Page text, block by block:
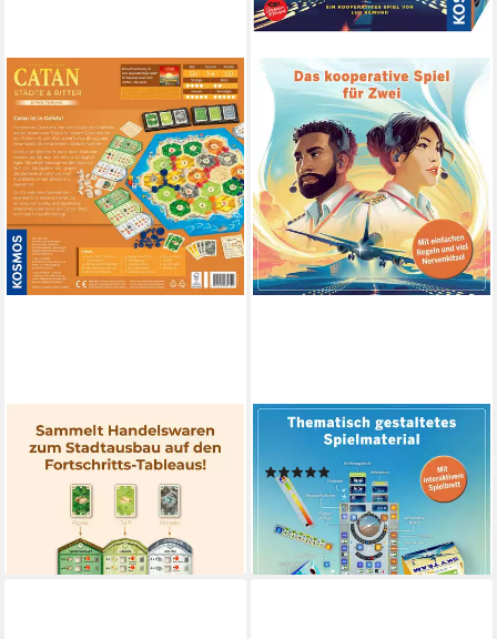
KOSMOS
Spiel CATAN Städte & Ritter,
Germany
ab 42,50 €
lieferbar - in 1-2 Werktagen bei dir
KOSMOS
Spiel Sky Team, Strategiespiel
(4)
ab 22,11 € UVP29,99 €
-26%
lieferbar - in 1-2 Werktagen bei dir